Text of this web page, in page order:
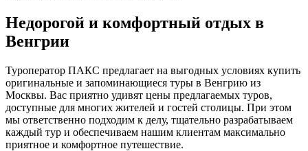
Недорогой и комфортный отдых в
Венгрии
Туроператор ПАКС предлагает на выгодных условиях купить
оригинальные и запоминающиеся туры в Венгрию из
Москвы. Вас приятно удивят цены предлагаемых туров,
доступные для многих жителей и гостей столицы. При этом
мы ответственно подходим к делу, тщательно разрабатываем
каждый тур и обеспечиваем нашим клиентам максимально
приятное и комфортное путешествие.